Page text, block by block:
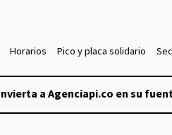
Horarios Pico y placa solidario
a Agenciapi.co en su